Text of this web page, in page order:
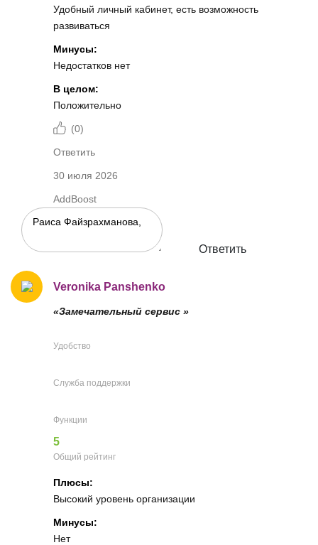
Удобный личный кабинет, есть возможность
развиваться
Минусы:
Недостатков нет
В целом:
Положительно
(0)
Ответить
30 июля 2026
AddBoost
Ответить
Veronika Panshenko
«Замечательный сервис »
Удобство
Служба поддержки
Функции
5
Общий рейтинг
Плюсы:
Высокий уровень организации
Минусы:
Нет